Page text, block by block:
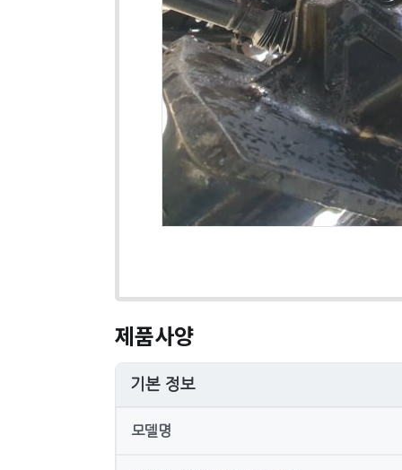
제품사양
기본 정보
모델명